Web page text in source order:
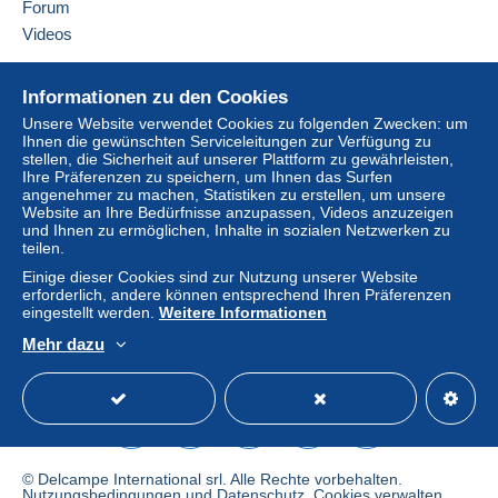
Kauf kann Konsequenzen für das Konto des
Käufers nach sich ziehen.
Klauseln enthalten, die sich auf die Zahlung
beziehen, sind diese Klauseln als nichtig zu
betrachten. Es gelten ausschließlich die
Zahlungsbedingungen der Delcampe-Website, wie
sie in den Nutzungsbedingungen definiert sind.
Käufe müssen, nachdem der Verkäufer die
Tagenbezahlt werden.
POSSIBILTE d'ENVOI GROUPE dans LE DELAI DE 15 jours
Envoi en suivi à partir de 10e d'achat (idem étranger,
sauf si demande contraire de la part de l'acheteur. A ce
moment là, si perte, cela restera à la charge de
l'acheteur)
Informationen zu den Cookies
Unsere Website verwendet Cookies zu folgenden Zwecken: um
Ihnen die gewünschten Serviceleitungen zur Verfügung zu
stellen, die Sicherheit auf unserer Plattform zu gewährleisten,
Ihre Präferenzen zu speichern, um Ihnen das Surfen
angenehmer zu machen, Statistiken zu erstellen, um unsere
Website an Ihre Bedürfnisse anzupassen, Videos anzuzeigen
und Ihnen zu ermöglichen, Inhalte in sozialen Netzwerken zu
teilen.
Einige dieser Cookies sind zur Nutzung unserer Website
erforderlich, andere können entsprechend Ihren Präferenzen
eingestellt werden. Weitere Informationen
Mehr dazu
Forum
Videos
Online-Hilfe
Auf Delcampe kaufen
Auf Delcampe verkaufen
Eine sichere Website
© Delcampe International srl. Alle Rechte vorbehalten.